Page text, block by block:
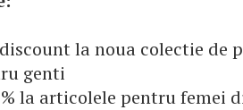
discount la noua colectie de
genti
la articolele pentru femei